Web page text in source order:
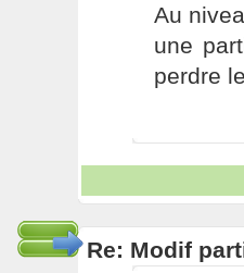
Au
une
perdre
Re: Modif